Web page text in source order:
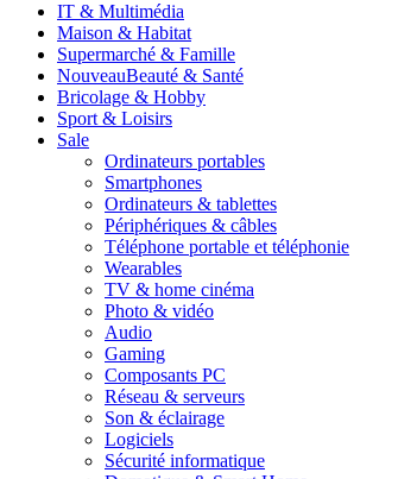
IT & Multimédia
Maison & Habitat
Supermarché & Famille
NouveauBeauté & Santé
Bricolage & Hobby
Sport & Loisirs
Sale
Ordinateurs portables
Smartphones
Ordinateurs & tablettes
Périphériques & câbles
Téléphone portable et téléphonie
Wearables
TV & home cinéma
Photo & vidéo
Audio
Gaming
Composants PC
Réseau & serveurs
Son & éclairage
Logiciels
Sécurité informatique